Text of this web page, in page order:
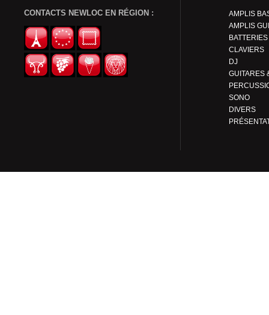
CONTACTS NEWLOC EN RÉGION :
AMPLIS
AMPLIS
BATTERIES
CLAVIERS
DJ
SONO
DIVERS